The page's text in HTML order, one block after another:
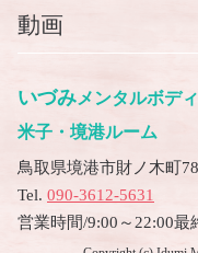
いづみメンタルボデ
米子・境港ルーム
鳥取県境港市財ノ木町
Tel. 090-3612-5631
営業時間/9:00～22:00最
動画